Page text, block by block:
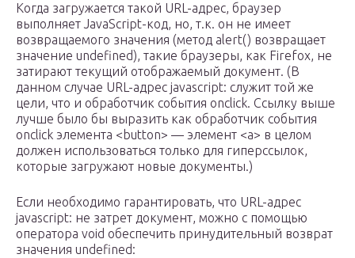
Когда загружается такой URL-адрес, браузер
выполняет JavaScript-код, но, т.к. он не имеет
возвращаемого значения (метод alert() возвращает
значение undefined), такие браузеры, как Firefox, не
затирают текущий отображаемый документ. (В
данном случае URL-адрес javascript: служит той же
цели, что и обработчик события onclick. Ссылку выше
лучше было бы выразить как обработчик события
onclick элемента <button> — элемент <a> в целом
должен использоваться только для гиперссылок,
которые загружают новые документы.)
Если необходимо гарантировать, что URL-адрес
javascript: не затрет документ, можно с помощью
оператора void обеспечить принудительный возврат
значения undefined: